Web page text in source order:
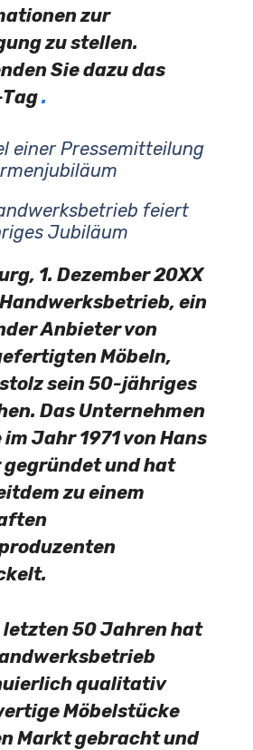
zur
zu stellen.
Sie dazu das
.
einer Pressemitteilung
feiert
Jubiläum
1. Dezember 20XX
Handwerksbetrieb, ein
Anbieter von
Möbeln,
sein 50-jähriges
Das Unternehmen
Jahr 1971 von Hans
gegründet und hat
zu einem
letzten 50 Jahren hat
qualitativ
Möbelstücke
Markt gebracht und